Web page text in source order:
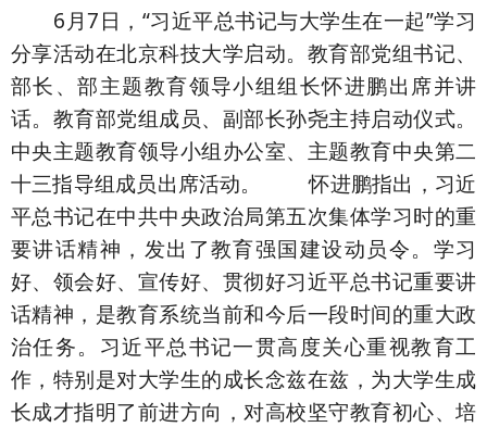
6月7日，“习近平总书记与大学生在一起”学习
分享活动在北京科技大学启动。教育部党组书记、
部长、部主题教育领导小组组长怀进鹏出席并讲
话。教育部党组成员、副部长孙尧主持启动仪式。
中央主题教育领导小组办公室、主题教育中央第二
十三指导组成员出席活动。 怀进鹏指出，习近
平总书记在中共中央政治局第五次集体学习时的重
要讲话精神，发出了教育强国建设动员令。学习
好、领会好、宣传好、贯彻好习近平总书记重要讲
话精神，是教育系统当前和今后一段时间的重大政
治任务。习近平总书记一贯高度关心重视教育工
作，特别是对大学生的成长念兹在兹，为大学生成
长成才指明了前进方向，对高校坚守教育初心、培